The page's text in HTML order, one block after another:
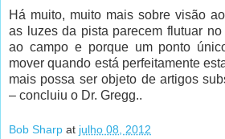
Há muito, muito mais sobre visão
as luzes da pista parecem flutuar
ao campo e porque um ponto
mover quando está perfeitamente
mais possa ser objeto de artigos
– concluiu o Dr. Gregg..
Bob Sharp at julho 08, 2012